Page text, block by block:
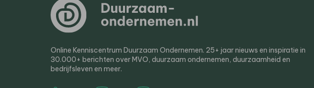
Online Kenniscentrum Duurzaam Ondernemen. 25+ jaar nieuws en inspiratie in
30.000+ berichten over MVO, duurzaam ondernemen, duurzaamheid en
bedrijfsleven en meer.